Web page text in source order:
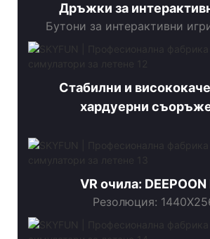
Дръжки за
Бутони за интерактивни
Стабилни и
хардуерни
VR очила: DEEPOON
Резолюция: